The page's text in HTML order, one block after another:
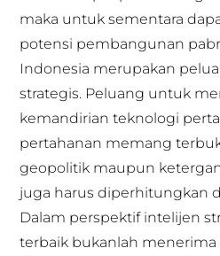
maka untuk sementara
potensi pembangunan
Indonesia merupakan
strategis. Peluang untuk
kemandirian teknologi
pertahanan memang
geopolitik maupun
juga harus diperhitungkan
Dalam perspektif intelijen
terbaik bukanlah menerima